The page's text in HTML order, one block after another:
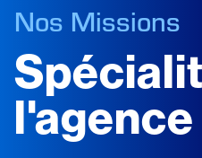
Nos Missions
l'agence